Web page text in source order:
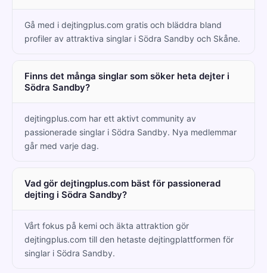
Gå med i dejtingplus.com gratis och bläddra bland
profiler av attraktiva singlar i Södra Sandby och Skåne.
Finns det många singlar som söker heta dejter i
Södra Sandby?
dejtingplus.com har ett aktivt community av
passionerade singlar i Södra Sandby. Nya medlemmar
går med varje dag.
Vad gör dejtingplus.com bäst för passionerad
dejting i Södra Sandby?
Vårt fokus på kemi och äkta attraktion gör
dejtingplus.com till den hetaste dejtingplattformen för
singlar i Södra Sandby.